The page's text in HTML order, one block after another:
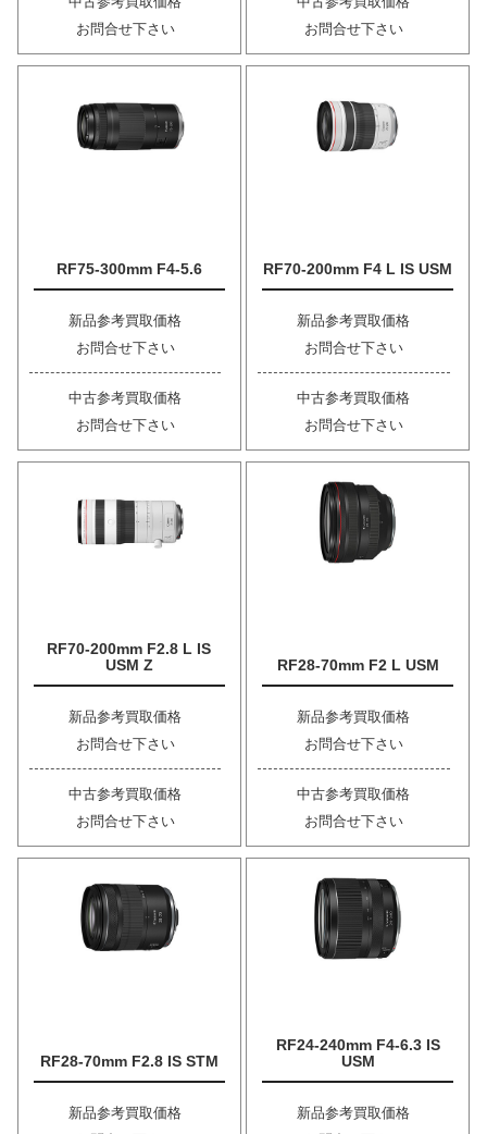
お問合せ下さい
お問合せ下さい
RF75-300mm F4-5.6
新品参考買取価格
お問合せ下さい
中古参考買取価格
お問合せ下さい
RF70-200mm F4 L IS USM
新品参考買取価格
お問合せ下さい
中古参考買取価格
お問合せ下さい
RF70-200mm F2.8 L IS
USM Z
新品参考買取価格
お問合せ下さい
中古参考買取価格
お問合せ下さい
RF28-70mm F2 L USM
新品参考買取価格
お問合せ下さい
中古参考買取価格
お問合せ下さい
RF28-70mm F2.8 IS STM
新品参考買取価格
RF24-240mm F4-6.3 IS
USM
新品参考買取価格